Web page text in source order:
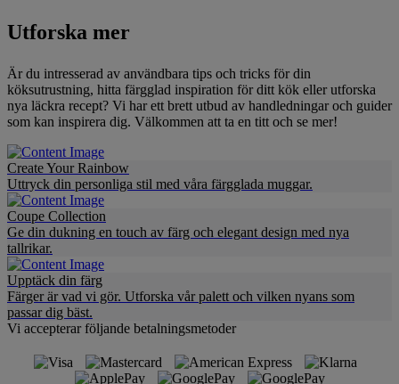
Utforska mer
Är du intresserad av användbara tips och tricks för din
köksutrustning, hitta färgglad inspiration för ditt kök eller utforska
nya läckra recept? Vi har ett brett utbud av handledningar och guider
som kan inspirera dig. Välkommen att ta en titt och se mer!
Create Your Rainbow
Uttryck din personliga stil med våra färgglada muggar.
Coupe Collection
Ge din dukning en touch av färg och elegant design med nya
tallrikar.
Upptäck din färg
Färger är vad vi gör. Utforska vår palett och vilken nyans som
passar dig bäst.
Vi accepterar följande betalningsmetoder